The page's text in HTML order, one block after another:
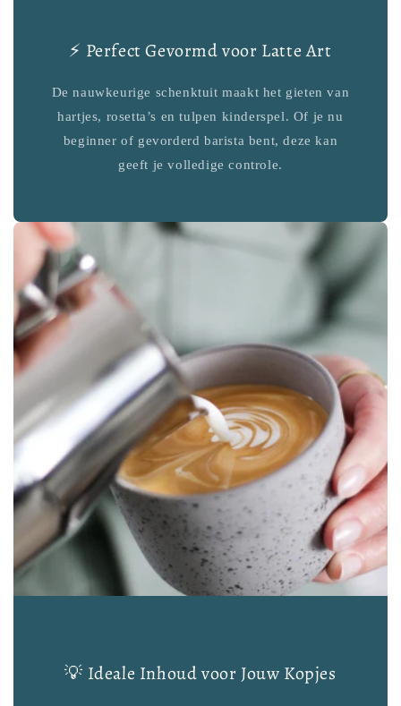
⚡ Perfect Gevormd voor Latte Art
De nauwkeurige schenktuit maakt het gieten van
hartjes, rosetta’s en tulpen kinderspel. Of je nu
beginner of gevorderd barista bent, deze kan
geeft je volledige controle.
💡 Ideale Inhoud voor Jouw Kopjes